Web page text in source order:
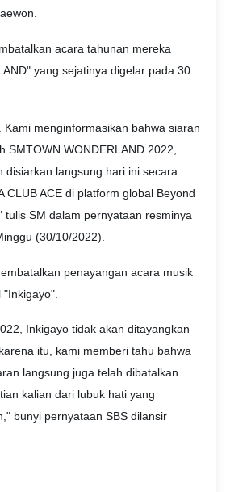
acara tahunan mereka
yang sejatinya digelar pada 30
menginformasikan bahwa siaran
SMTOWN WONDERLAND 2022,
disiarkan langsung hari ini secara
CLUB ACE di platform global Beyond
tulis SM dalam pernyataan resminya
(30/10/2022).
penayangan acara musik
Inkigayo tidak akan ditayangkan
itu, kami memberi tahu bahwa
langsung juga telah dibatalkan.
kalian dari lubuk hati yang
bunyi pernyataan SBS dilansir